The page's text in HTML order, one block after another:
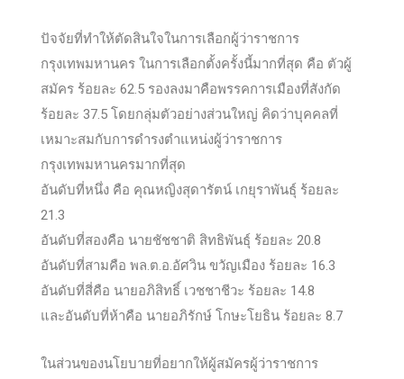
ปัจจัยที่ทำให้ตัดสินใจในการเลือกผู้ว่าราชการ
กรุงเทพมหานคร ในการเลือกตั้งครั้งนี้มากที่สุด คือ ตัวผู้
สมัคร ร้อยละ 62.5 รองลงมาคือพรรคการเมืองที่สังกัด
ร้อยละ 37.5 โดยกลุ่มตัวอย่างส่วนใหญ่ คิดว่าบุคคลที่
เหมาะสมกับการดำรงตำแหน่งผู้ว่าราชการ
กรุงเทพมหานครมากที่สุด
อันดับที่หนึ่ง คือ คุณหญิงสุดารัตน์ เกยุราพันธุ์ ร้อยละ
21.3
อันดับที่สองคือ นายชัชชาติ สิทธิพันธุ์ ร้อยละ 20.8
อันดับที่สามคือ พล.ต.อ.อัศวิน ขวัญเมือง ร้อยละ 16.3
อันดับที่สี่คือ นายอภิสิทธิ์ เวชชาชีวะ ร้อยละ 14.8
และอันดับที่ห้าคือ นายอภิรักษ์ โกษะโยธิน ร้อยละ 8.7
ในส่วนของนโยบายที่อยากให้ผู้สมัครผู้ว่าราชการ